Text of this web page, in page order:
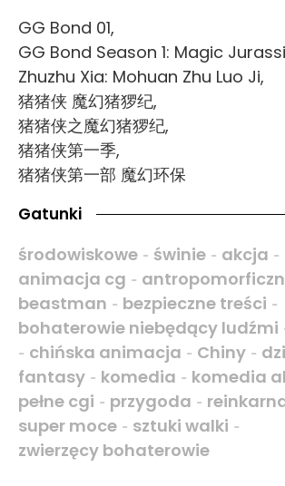
GG Bond 01,
GG Bond Season 1: Magic
Zhuzhu Xia: Mohuan Zhu Luo Ji,
猪猪侠 魔幻猪猡纪,
猪猪侠之魔幻猪猡纪,
猪猪侠第一季,
猪猪侠第一部 魔幻环保
Gatunki
środowiskowe - świnie - akcja -
animacja cg -
beastman - bezpieczne treści -
bohaterowie niebędący ludźmi
- chińska animacja - Chiny -
fantasy - komedia - komedia
pełne cgi - przygoda -
super moce - sztuki walki -
zwierzęcy bohaterowie